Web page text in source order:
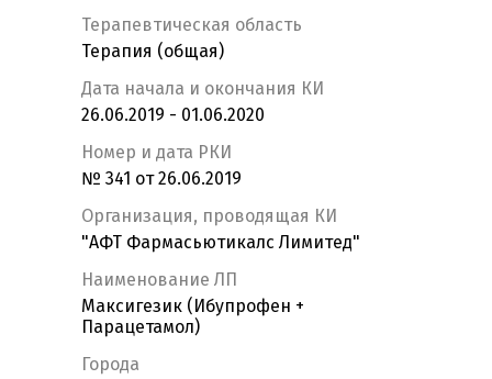
Терапевтическая область
Терапия (общая)
Дата начала и окончания КИ
26.06.2019 - 01.06.2020
Номер и дата РКИ
№ 341 от 26.06.2019
Организация, проводящая КИ
"АФТ Фармасьютикалс Лимитед"
Наименование ЛП
Максигезик (Ибупрофен +
Парацетамол)
Города